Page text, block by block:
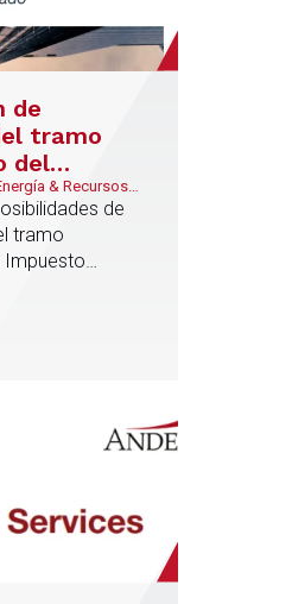
de
tramo
del
posible
del
& Recursos
Aduanas e
Especiales
de
tramo
del Tribunal